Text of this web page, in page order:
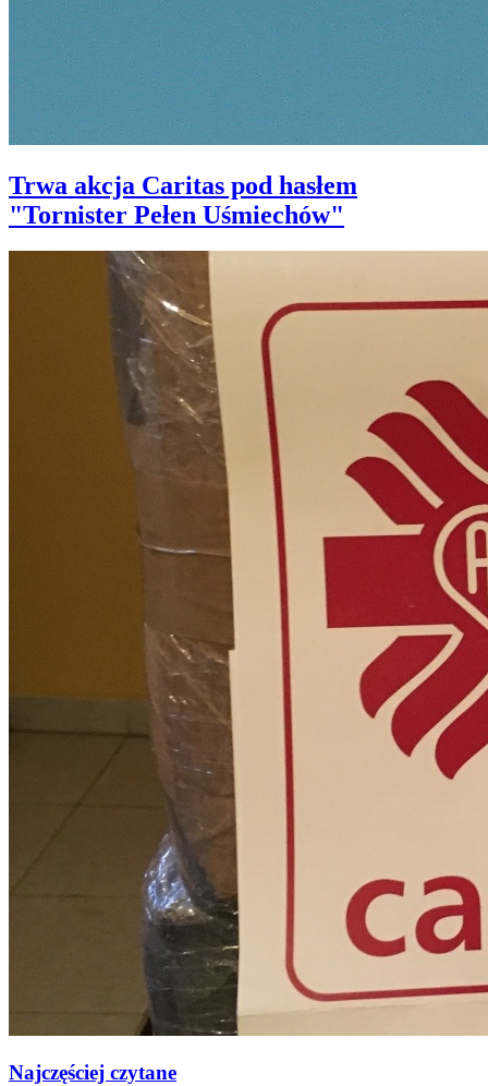
Trwa akcja Caritas pod hasłem
"Tornister Pełen Uśmiechów"
Najczęściej czytane